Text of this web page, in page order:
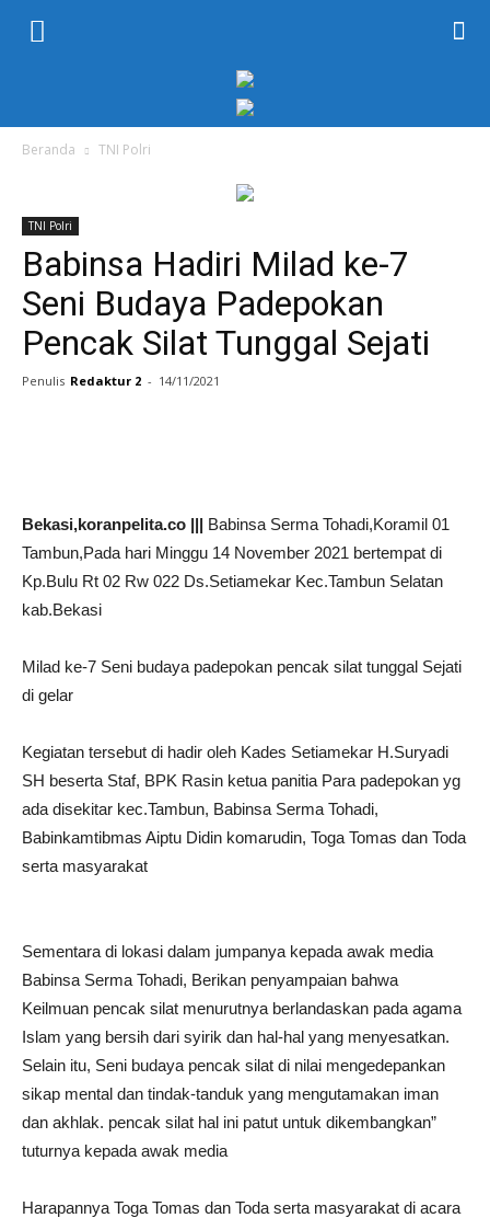
Beranda TNI Polri
TNI Polri
Babinsa Hadiri Milad ke-7
Seni Budaya Padepokan
Pencak Silat Tunggal Sejati
Penulis Redaktur 2 - 14/11/2021
Bekasi,koranpelita.co ||| Babinsa Serma Tohadi,Koramil 01
Tambun,Pada hari Minggu 14 November 2021 bertempat di
Kp.Bulu Rt 02 Rw 022 Ds.Setiamekar Kec.Tambun Selatan
kab.Bekasi
Milad ke-7 Seni budaya padepokan pencak silat tunggal Sejati
di gelar
Kegiatan tersebut di hadir oleh Kades Setiamekar H.Suryadi
SH beserta Staf, BPK Rasin ketua panitia Para padepokan yg
ada disekitar kec.Tambun, Babinsa Serma Tohadi,
Babinkamtibmas Aiptu Didin komarudin, Toga Tomas dan Toda
serta masyarakat
Sementara di lokasi dalam jumpanya kepada awak media
Babinsa Serma Tohadi, Berikan penyampaian bahwa
Keilmuan pencak silat menurutnya berlandaskan pada agama
Islam yang bersih dari syirik dan hal-hal yang menyesatkan.
Selain itu, Seni budaya pencak silat di nilai mengedepankan
sikap mental dan tindak-tanduk yang mengutamakan iman
dan akhlak. pencak silat hal ini patut untuk dikembangkan”
tuturnya kepada awak media
Harapannya Toga Tomas dan Toda serta masyarakat di acara